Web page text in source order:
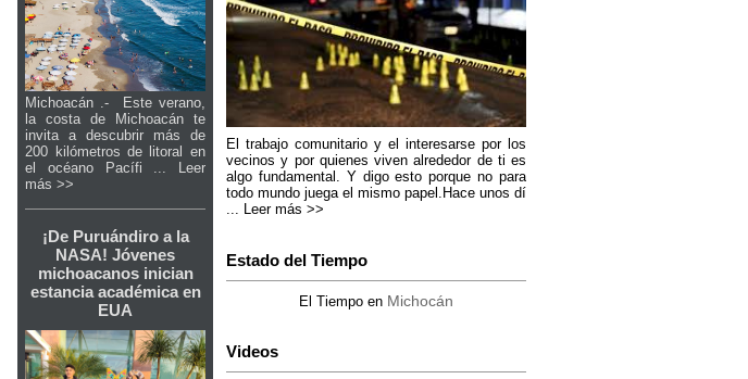
Michoacán .- Este verano,
la costa de Michoacán te
invita a descubrir más de
200 kilómetros de litoral en
el océano Pacífi ...
Leer
más >>
¡De Puruándiro a la
NASA! Jóvenes
michoacanos inician
estancia académica en
EUA
El trabajo comunitario y el interesarse por los
vecinos y por quienes viven alrededor de ti es
algo fundamental. Y digo esto porque no para
todo mundo juega el mismo papel.Hace unos dí
... Leer más >>
Estado del Tiempo
El Tiempo en Michocán
Videos